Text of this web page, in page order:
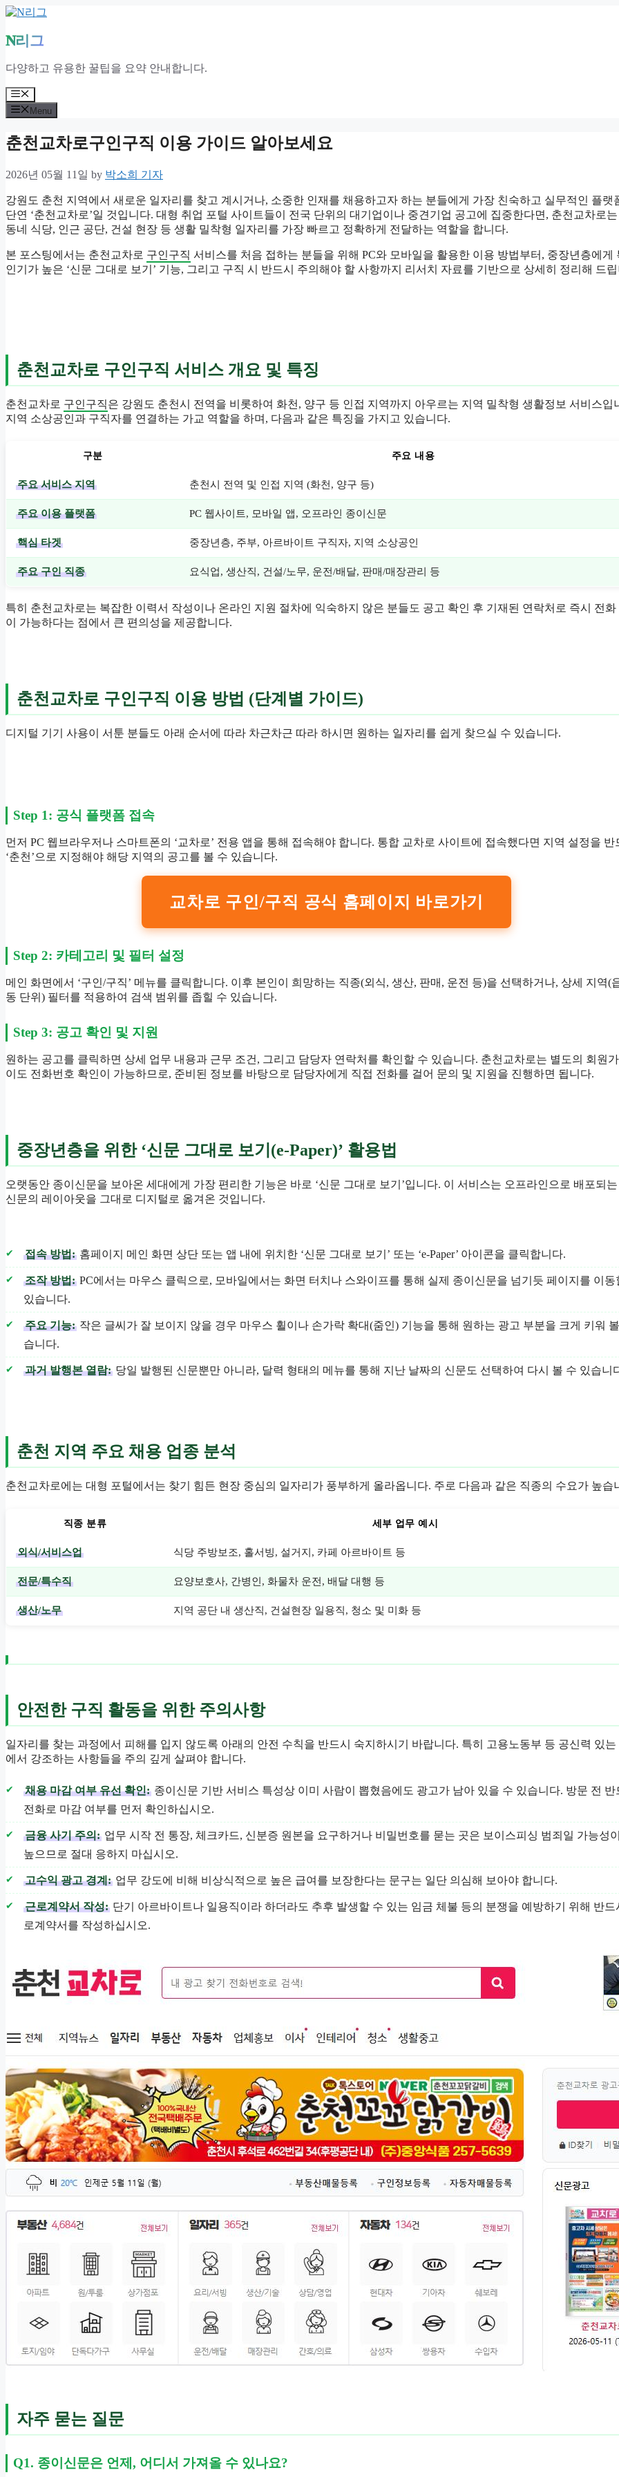
Skip
content
N리그
다양하고 유용한 꿀팁을 요약 안내합니다.
Menu
Menu
춘천교차로구인구직 이용 가이드 알아보세요
2026년 05월 11일 by 박소희 기자
강원도 춘천 지역에서 새로운 일자리를 찾고 계시거나, 소중한 인재를 채용하고자 하는 분들에게 가장 친숙하고 실무적인 플랫
단연 ‘춘천교차로’일 것입니다. 대형 취업 포털 사이트들이 전국 단위의 대기업이나 중견기업 공고에 집중한다면, 춘천교차로
동네 식당, 인근 공단, 건설 현장 등 생활 밀착형 일자리를 가장 빠르고 정확하게 전달하는 역할을 합니다.
본 포스팅에서는 춘천교차로 구인구직 서비스를 처음 접하는 분들을 위해 PC와 모바일을 활용한 이용 방법부터, 중장년층에게
인기가 높은 ‘신문 그대로 보기’ 기능, 그리고 구직 시 반드시 주의해야 할 사항까지 리서치 자료를 기반으로 상세히 정리해 드
춘천교차로 구인구직 서비스 개요 및 특징
춘천교차로 구인구직은 강원도 춘천시 전역을 비롯하여 화천, 양구 등 인접 지역까지 아우르는 지역 밀착형 생활정보 서비스입
지역 소상공인과 구직자를 연결하는 가교 역할을 하며, 다음과 같은 특징을 가지고 있습니다.
구분 주요 내용
주요 서비스 지역 춘천시 전역 및 인접 지역 (화천, 양구 등)
주요 이용 플랫폼 PC 웹사이트, 모바일 앱, 오프라인 종이신문
핵심 타겟 중장년층, 주부, 아르바이트 구직자, 지역 소상공인
주요 구인 직종 요식업, 생산직, 건설/노무, 운전/배달, 판매/매장관리 등
특히 춘천교차로는 복잡한 이력서 작성이나 온라인 지원 절차에 익숙하지 않은 분들도 공고 확인 후 기재된 연락처로 즉시 전화
이 가능하다는 점에서 큰 편의성을 제공합니다.
춘천교차로 구인구직 이용 방법 (단계별 가이드)
디지털 기기 사용이 서툰 분들도 아래 순서에 따라 차근차근 따라 하시면 원하는 일자리를 쉽게 찾으실 수 있습니다.
Step 1: 공식 플랫폼 접속
먼저 PC 웹브라우저나 스마트폰의 ‘교차로’ 전용 앱을 통해 접속해야 합니다. 통합 교차로 사이트에 접속했다면 지역 설정을 반
‘춘천’으로 지정해야 해당 지역의 공고를 볼 수 있습니다.
교차로 구인/구직 공식 홈페이지 바로가기
Step 2: 카테고리 및 필터 설정
메인 화면에서 ‘구인/구직’ 메뉴를 클릭합니다. 이후 본인이 희망하는 직종(외식, 생산, 판매, 운전 등)을 선택하거나, 상세 지역(
동 단위) 필터를 적용하여 검색 범위를 좁힐 수 있습니다.
Step 3: 공고 확인 및 지원
원하는 공고를 클릭하면 상세 업무 내용과 근무 조건, 그리고 담당자 연락처를 확인할 수 있습니다. 춘천교차로는 별도의 회원
이도 전화번호 확인이 가능하므로, 준비된 정보를 바탕으로 담당자에게 직접 전화를 걸어 문의 및 지원을 진행하면 됩니다.
중장년층을 위한 ‘신문 그대로 보기(e-Paper)’ 활용법
오랫동안 종이신문을 보아온 세대에게 가장 편리한 기능은 바로 ‘신문 그대로 보기’입니다. 이 서비스는 오프라인으로 배포되
신문의 레이아웃을 그대로 디지털로 옮겨온 것입니다.
접속 방법: 홈페이지 메인 화면 상단 또는 앱 내에 위치한 ‘신문 그대로 보기’ 또는 ‘e-Paper’ 아이콘을 클릭합니다.
조작 방법: PC에서는 마우스 클릭으로, 모바일에서는 화면 터치나 스와이프를 통해 실제 종이신문을 넘기듯 페이지를 이동
있습니다.
주요 기능: 작은 글씨가 잘 보이지 않을 경우 마우스 휠이나 손가락 확대(줌인) 기능을 통해 원하는 광고 부분을 크게 키워
습니다.
과거 발행본 열람: 당일 발행된 신문뿐만 아니라, 달력 형태의 메뉴를 통해 지난 날짜의 신문도 선택하여 다시 볼 수 있습니
춘천 지역 주요 채용 업종 분석
춘천교차로에는 대형 포털에서는 찾기 힘든 현장 중심의 일자리가 풍부하게 올라옵니다. 주로 다음과 같은 직종의 수요가 높습
직종 분류 세부 업무 예시
외식/서비스업 식당 주방보조, 홀서빙, 설거지, 카페 아르바이트 등
전문/특수직 요양보호사, 간병인, 화물차 운전, 배달 대행 등
생산/노무 지역 공단 내 생산직, 건설현장 일용직, 청소 및 미화 등
안전한 구직 활동을 위한 주의사항
일자리를 찾는 과정에서 피해를 입지 않도록 아래의 안전 수칙을 반드시 숙지하시기 바랍니다. 특히 고용노동부 등 공신력 있는
에서 강조하는 사항들을 주의 깊게 살펴야 합니다.
채용 마감 여부 유선 확인: 종이신문 기반 서비스 특성상 이미 사람이 뽑혔음에도 광고가 남아 있을 수 있습니다. 방문 전 반
전화로 마감 여부를 먼저 확인하십시오.
금융 사기 주의: 업무 시작 전 통장, 체크카드, 신분증 원본을 요구하거나 비밀번호를 묻는 곳은 보이스피싱 범죄일 가능성
높으므로 절대 응하지 마십시오.
고수익 광고 경계: 업무 강도에 비해 비상식적으로 높은 급여를 보장한다는 문구는 일단 의심해 보아야 합니다.
근로계약서 작성: 단기 아르바이트나 일용직이라 하더라도 추후 발생할 수 있는 임금 체불 등의 분쟁을 예방하기 위해 반드
로계약서를 작성하십시오.
자주 묻는 질문
Q1. 종이신문은 언제, 어디서 가져올 수 있나요?